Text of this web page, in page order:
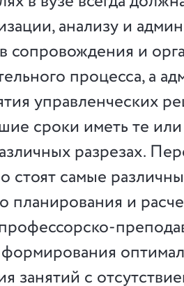
анализу и
сопровождения и
процесса, а
управленческих
сроки иметь те
разрезах.
стоят самые
планирования и
формирования
занятий с